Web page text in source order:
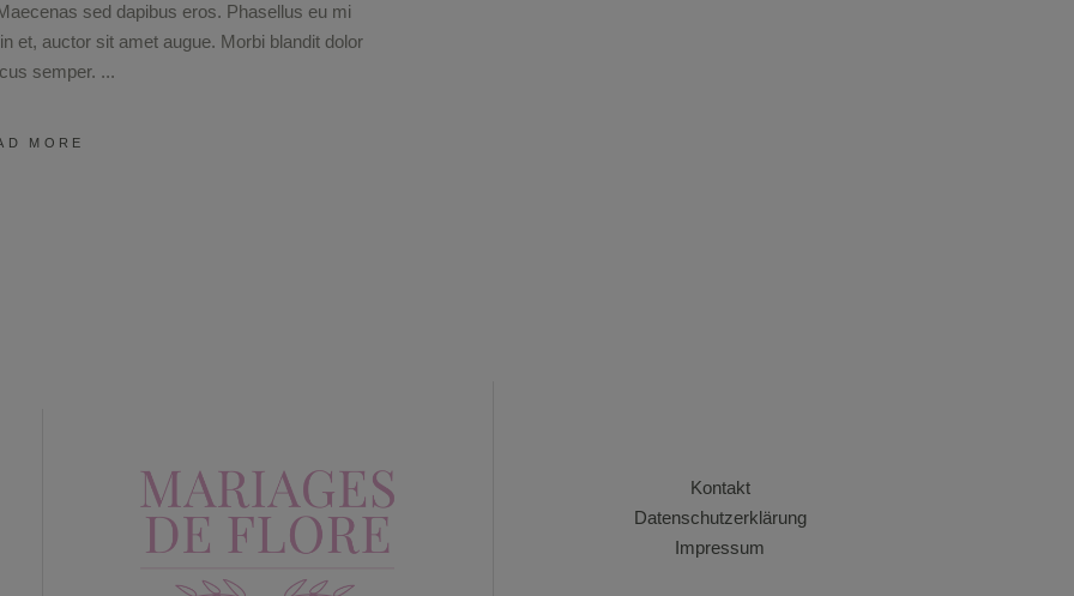
sed dapibus eros. Phasellus eu mi
et, auctor sit amet augue. Morbi blandit dolor
semper.
MORE
Kontakt
Datenschutzerklärung
Impressum